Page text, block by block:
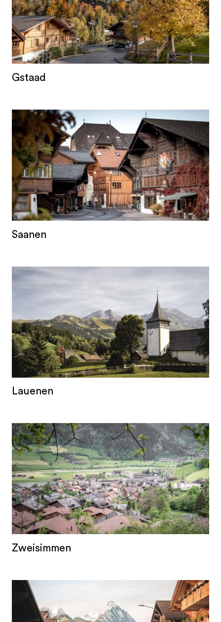
Gstaad
Saanen
Lauenen
Zweisimmen